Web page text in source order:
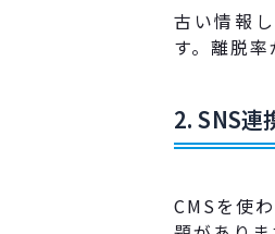
古い情報
す。離脱
2. SNS連
CMSを使わ